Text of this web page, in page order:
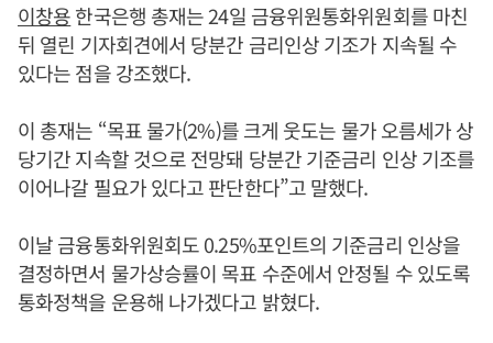
이창용한국은행 총재는 24일 금융위원통화위원회를 마친
뒤 열린 기자회견에서 당분간 금리인상 기조가 지속될 수
있다는 점을 강조했다.
이 총재는 “목표 물가(2%)를 크게 웃도는 물가 오름세가 상
당기간 지속할 것으로 전망돼 당분간 기준금리 인상 기조를
이어나갈 필요가 있다고 판단한다”고 말했다.
이날 금융통화위원회도 0.25%포인트의 기준금리 인상을
결정하면서 물가상승률이 목표 수준에서 안정될 수 있도록
통화정책을 운용해 나가겠다고 밝혔다.